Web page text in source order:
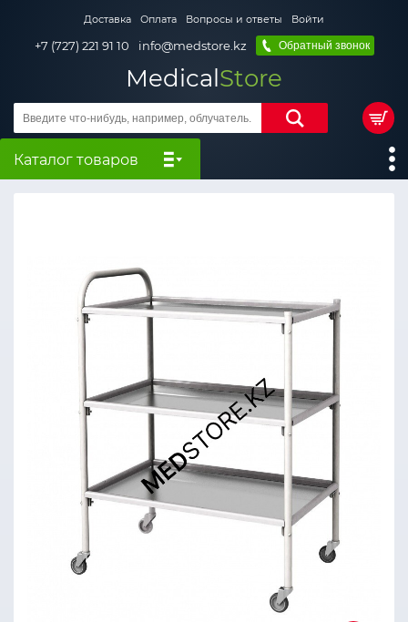
Доставка Оплата Вопросы и ответы Войти
+7 (727) 221 91 10 info@medstore.kz Обратный звонок
MedicalStore
Каталог товаров